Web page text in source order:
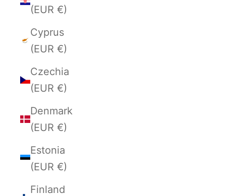
(EUR €)
Cyprus
(EUR €)
Czechia
(EUR €)
Denmark
(EUR €)
Estonia
(EUR €)
Finland